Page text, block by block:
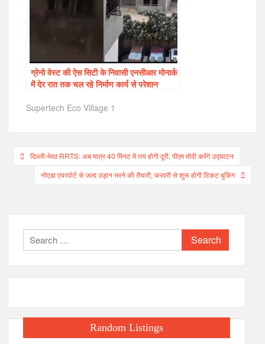
ग्रेनो वेस्ट की ऐस सिटी के निवासी एनसीआर मोनार्क
में देर रात तक चल रहे निर्माण कार्य से परेशान
Supertech Eco Village 1
Post
navigation
दिल्ली-मेरठ RRTS: अब मात्र 40 मिनट में तय होगी दूरी, पीएम मोदी करेंगे उद्घाटन
नोएडा एयरपोर्ट से जल्द उड़ान भरने की तैयारी, फरवरी से शुरू होगी टिकट बुकिंग
Search
for:
Random Listings